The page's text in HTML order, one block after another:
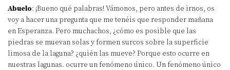
Abuelo: ¡Bueno qué palabras! Vámonos, pero antes de irnos, os
voy a hacer una pregunta que me tenéis que responder mañana
en Esperanza. Pero muchachos, ¿cómo es posible que las
piedras se muevan solas y formen surcos sobre la superficie
limosa de la laguna? ¿quién las mueve? Porque esto ocurre en
nuestras lagunas. ocurre un fenómeno único. Un fenómeno único